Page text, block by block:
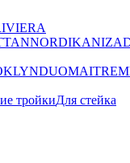
NORDIKANIZA
DUOMAITRE
тройкиДля стейка